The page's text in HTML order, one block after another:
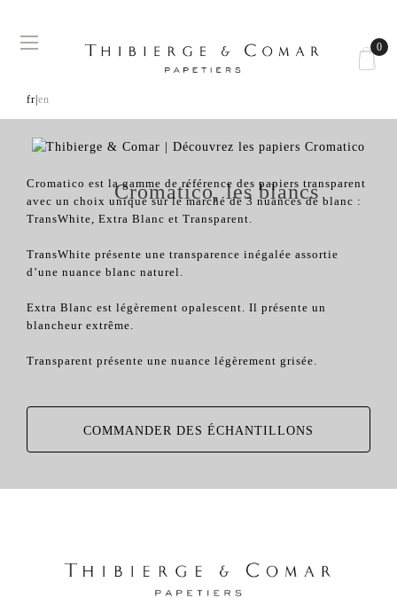
Basculer
☰
en
fr|
0
Cromatico, les blancs
Cromatico est la gamme de référence des papiers transparent
avec un choix unique sur le marché de 3 nuances de blanc :
TransWhite, Extra Blanc et Transparent.
TransWhite présente une transparence inégalée assortie
d’une nuance blanc naturel.
Extra Blanc est légèrement opalescent. Il présente un
blancheur extrême.
Transparent présente une nuance légèrement grisée.
COMMANDER DES ÉCHANTILLONS